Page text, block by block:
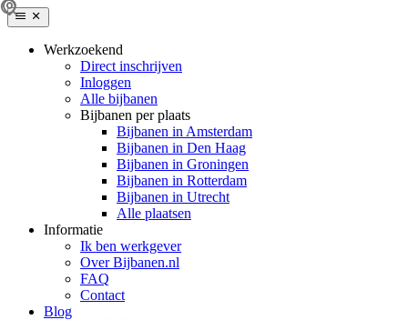
Werkzoekend
Direct inschrijven
Inloggen
Alle bijbanen
Bijbanen per plaats
Bijbanen in Amsterdam
Bijbanen in Den Haag
Bijbanen in Groningen
Bijbanen in Rotterdam
Bijbanen in Utrecht
Alle plaatsen
Informatie
Ik ben werkgever
Over Bijbanen.nl
FAQ
Contact
Blog